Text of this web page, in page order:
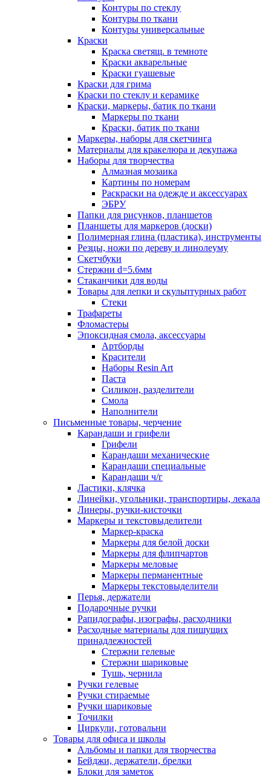
Контуры по стеклу
Контуры по ткани
Контуры универсальные
Краски
Краска светящ. в темноте
Краски акварельные
Краски гуашевые
Краски для грима
Краски по стеклу и керамике
Краски, маркеры, батик по ткани
Маркеры по ткани
Краски, батик по ткани
Маркеры, наборы для скетчинга
Материалы для кракелюра и декупажа
Наборы для творчества
Алмазная мозаика
Картины по номерам
Раскраски на одежде и аксессуарах
ЭБРУ
Папки для рисунков, планшетов
Планшеты для маркеров (доски)
Полимерная глина (пластика), инструменты
Резцы, ножи по дереву и линолеуму
Скетчбуки
Стержни d=5.6мм
Стаканчики для воды
Товары для лепки и скульптурных работ
Стеки
Трафареты
Фломастеры
Эпоксидная смола, аксессуары
Артборды
Красители
Наборы Resin Art
Паста
Силикон, разделители
Смола
Наполнители
Письменные товары, черчение
Карандаши и грифели
Грифели
Карандаши механические
Карандаши специальные
Карандаши ч/г
Ластики, клячка
Линейки, угольники, транспортиры, лекала
Линеры, ручки-кисточки
Маркеры и текстовыделители
Маркер-краска
Маркеры для белой доски
Маркеры для флипчартов
Маркеры меловые
Маркеры перманентные
Маркеры текстовыделители
Перья, держатели
Подарочные ручки
Рапидографы, изографы, расходники
Расходные материалы для пишущих
принадлежностей
Стержни гелевые
Стержни шариковые
Тушь, чернила
Ручки гелевые
Ручки стираемые
Ручки шариковые
Точилки
Циркули, готовальни
Товары для офиса и школы
Альбомы и папки для творчества
Бейджи, держатели, брелки
Блоки для заметок